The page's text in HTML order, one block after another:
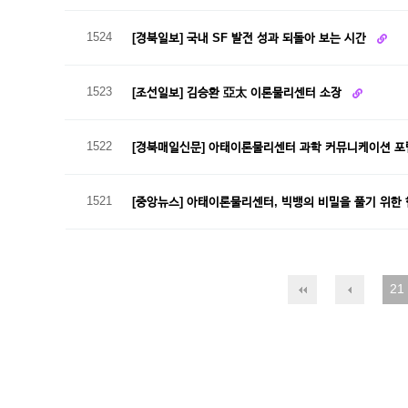
1524 [경북일보] 국내 SF 발전 성과 되돌아 보는 시간
1523 [조선일보] 김승환 亞太 이론물리센터 소장
1522 [경북매일신문] 아태이론물리센터 과학 커뮤니케이션
1521 [중앙뉴스] 아태이론물리센터, 빅뱅의 비밀을 풀기 위
21